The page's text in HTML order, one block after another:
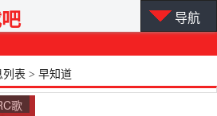
导航
列表 > 早知道
歌